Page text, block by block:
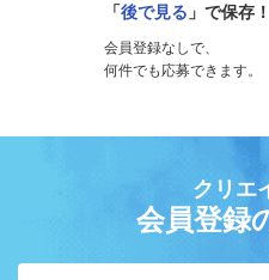
「後で見る 」で保存！
会員登録なしで、
何件でも応募できます。
クリエ
会員登録